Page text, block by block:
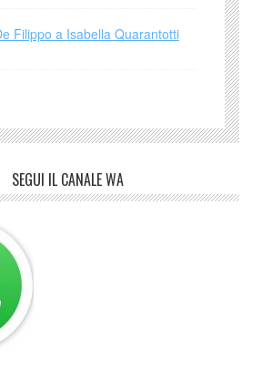
Filippo a Isabella Quarantotti
SEGUI IL CANALE WA